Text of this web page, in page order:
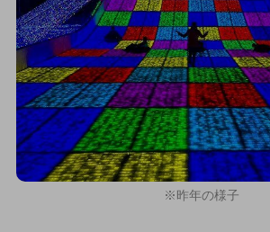
※昨年の様子